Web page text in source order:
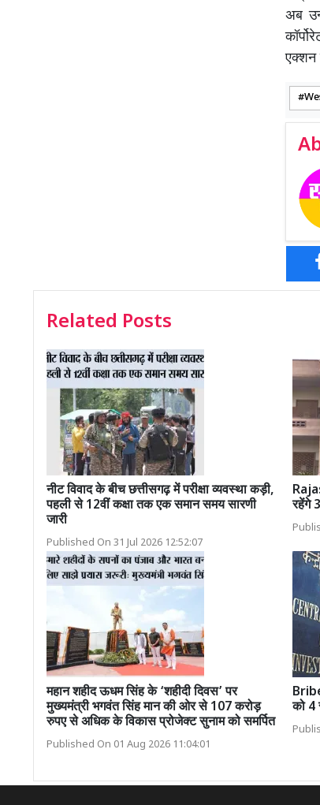
अब
एक्शन
Related Posts
नीट विवाद के बीच छत्तीसगढ़ में परीक्षा व्यवस्था कड़ी,
पहली से 12वीं कक्षा तक एक समान समय सारणी
जारी
Published On 31 Jul 2026 12:52:07
रहेंगे
महान शहीद ऊधम सिंह के ‘शहीदी दिवस’ पर
मुख्यमंत्री भगवंत सिंह मान की ओर से 107 करोड़
रुपए से अधिक के विकास प्रोजेक्ट सुनाम को समर्पित
Published On 01 Aug 2026 11:04:01
को 4